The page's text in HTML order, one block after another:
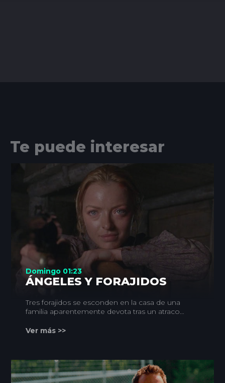
Te puede interesar
Domingo 01:23
ÁNGELES Y FORAJIDOS
Tres forajidos se esconden en la casa de una
familia aparentemente devota tras un atraco
del país.
Ver más >>